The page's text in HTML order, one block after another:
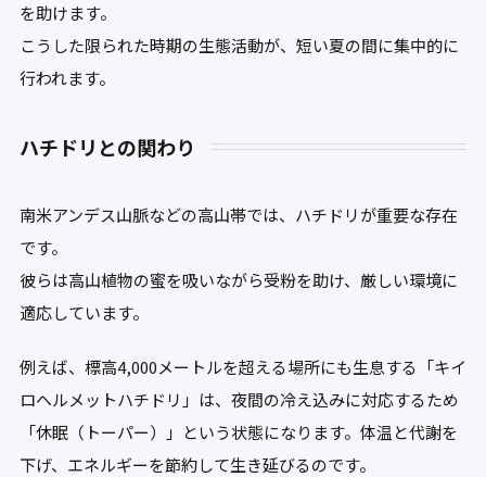
を助けます。
こうした限られた時期の生態活動が、短い夏の間に集中的に
行われます。
ハチドリとの関わり
南米アンデス山脈などの高山帯では、ハチドリが重要な存在
です。
彼らは高山植物の蜜を吸いながら受粉を助け、厳しい環境に
適応しています。
例えば、標高4,000メートルを超える場所にも生息する「キイ
ロヘルメットハチドリ」は、夜間の冷え込みに対応するため
「休眠（トーパー）」という状態になります。体温と代謝を
下げ、エネルギーを節約して生き延びるのです。